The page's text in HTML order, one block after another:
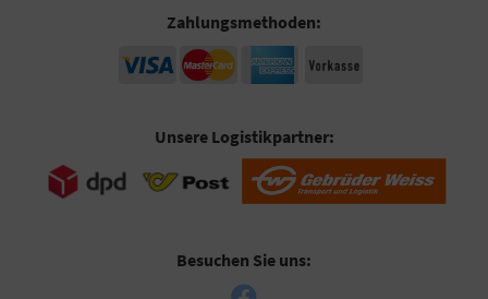
Zahlungsmethoden:
Unsere Logistikpartner:
Besuchen Sie uns: